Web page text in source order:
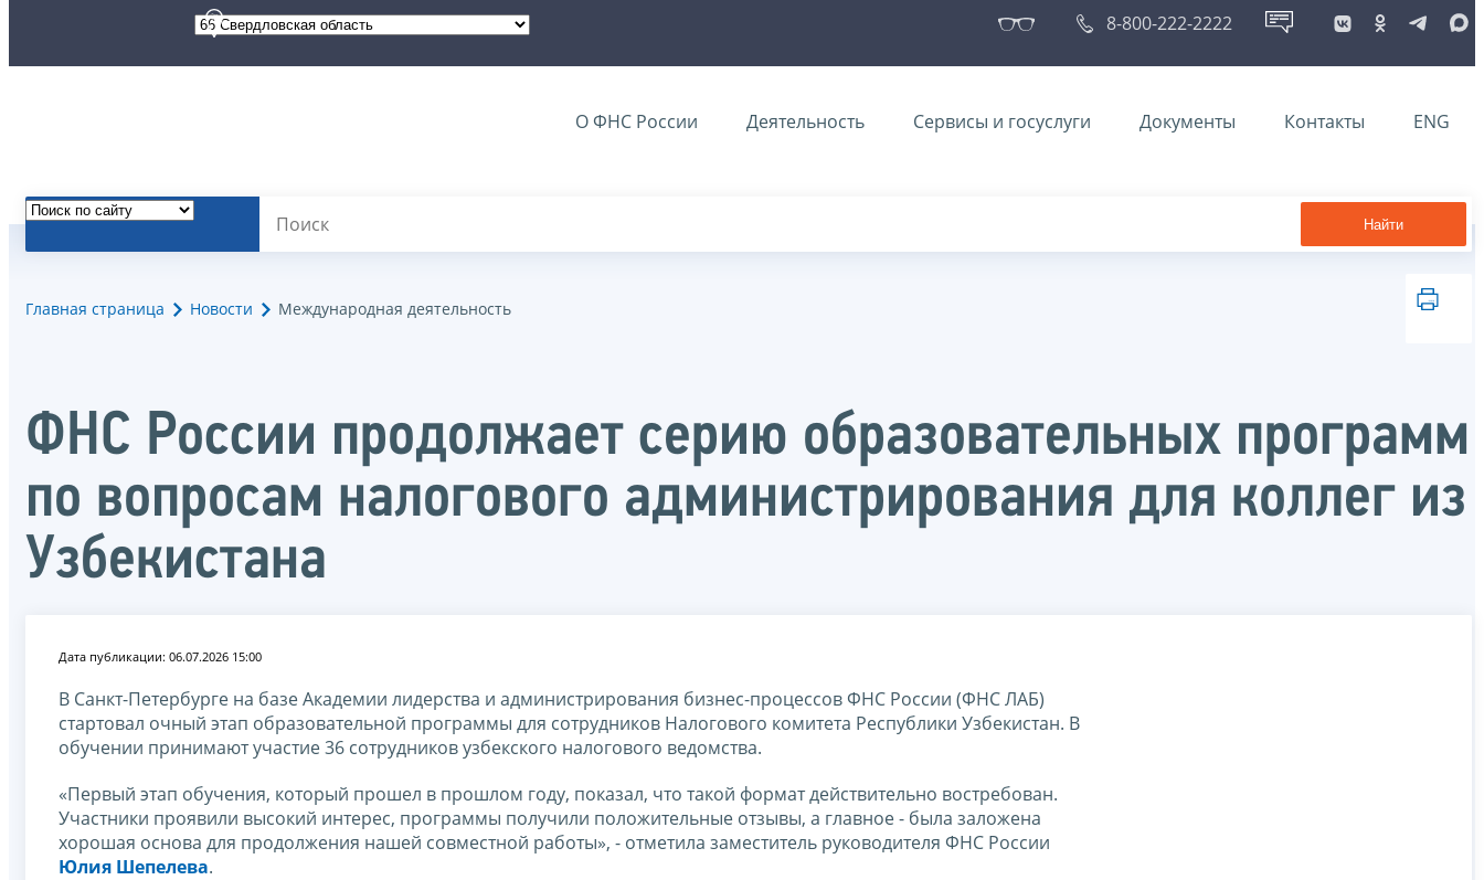
8-800-222-2222
О ФНС России Деятельность Сервисы и госуслуги Документы Контакты ENG
Найти
Главная страница Новости Международная деятельность
ФНС России продолжает серию образовательных программ
по вопросам налогового администрирования для коллег из
Узбекистана
Дата публикации: 06.07.2026 15:00
В Санкт-Петербурге на базе Академии лидерства и администрирования бизнес-процессов ФНС России (ФНС ЛАБ)
стартовал очный этап образовательной программы для сотрудников Налогового комитета Республики Узбекистан. В
обучении принимают участие 36 сотрудников узбекского налогового ведомства.
«Первый этап обучения, который прошел в прошлом году, показал, что такой формат действительно востребован.
Участники проявили высокий интерес, программы получили положительные отзывы, а главное - была заложена
хорошая основа для продолжения нашей совместной работы», - отметила заместитель руководителя ФНС России
Юлия Шепелева.